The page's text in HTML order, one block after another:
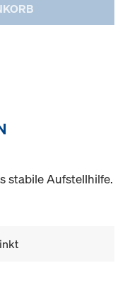
stabile Aufstellhilfe.